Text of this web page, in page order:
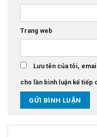
Trang web
Lưu tên của tôi,
cho lần bình luận kế tiếp